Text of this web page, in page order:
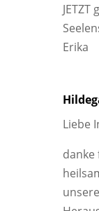
Erika
Liebe